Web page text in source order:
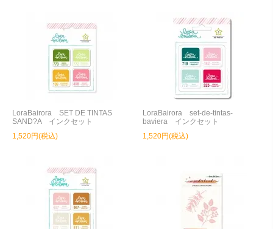
LoraBairora SET DE TINTAS
SAND?A インクセット
1,520円(税込)
LoraBairora set-de-tintas-
baviera インクセット
1,520円(税込)